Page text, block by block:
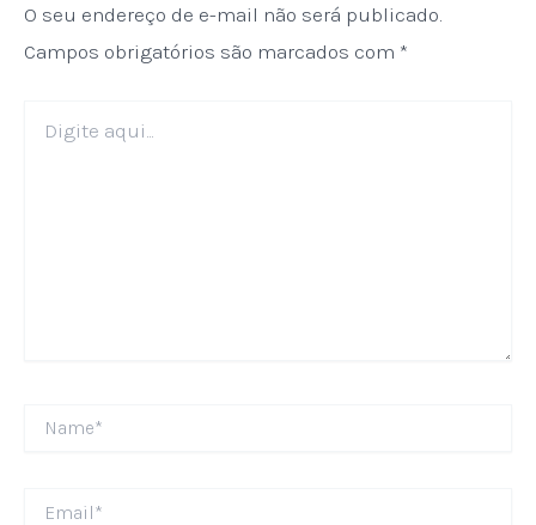
O seu endereço de e-mail não será publicado.
Campos obrigatórios são marcados com *
aqui...